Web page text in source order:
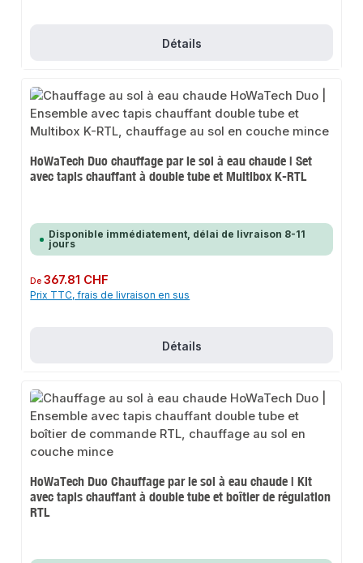
Détails
HoWaTech Duo chauffage par le sol à eau chaude | Set
avec tapis chauffant à double tube et Multibox K-RTL
Disponible immédiatement, délai de livraison 8-11
jours
Prix régulier :
De367.81 CHF
Prix TTC, frais de livraison en sus
Détails
HoWaTech Duo Chauffage par le sol à eau chaude | Kit
avec tapis chauffant à double tube et boîtier de régulation
RTL